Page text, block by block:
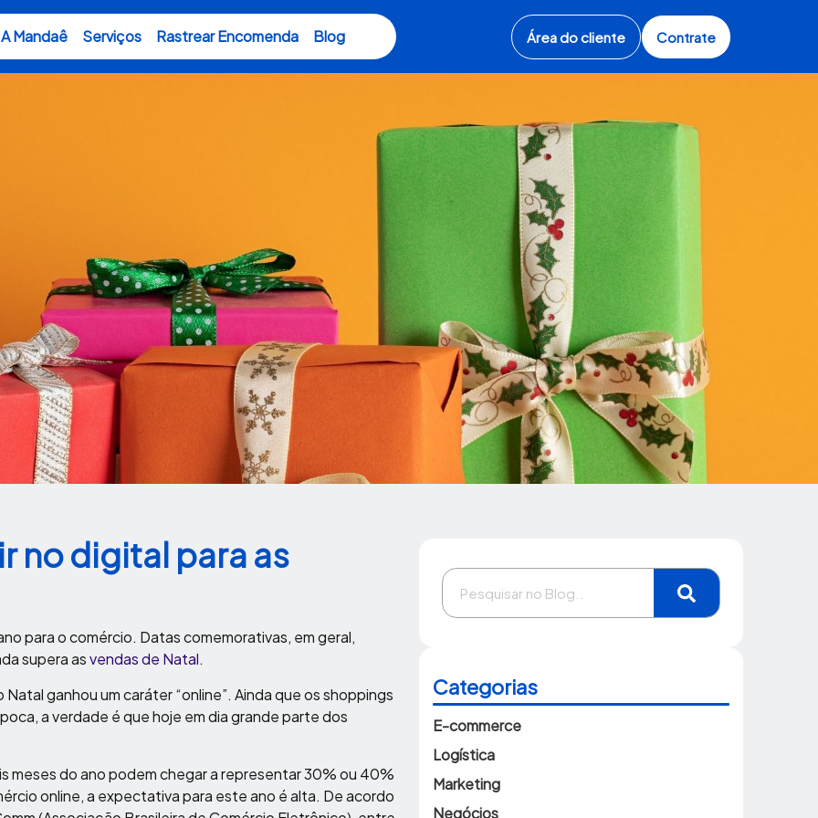
A Mandaê Serviços Rastrear Encomenda Blog Área do cliente Contrate
no digital para as
para o comércio. Datas comemorativas, em geral,
supera asvendas de Natal.
ganhou um caráter “online”. Ainda que os shoppings
a verdade é que hoje em dia grande parte dos
meses do ano podem chegar a representar 30% ou 40%
online, a expectativa para este ano é alta. De acordo
Categorias
E-commerce
Logística
Marketing
Negócios